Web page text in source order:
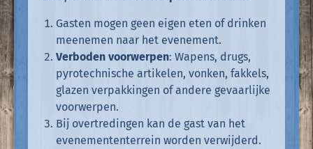
Gasten mogen geen eigen eten of drinken
meenemen naar het evenement.
Verboden voorwerpen: Wapens, drugs,
pyrotechnische artikelen, vonken, fakkels,
glazen verpakkingen of andere gevaarlijke
voorwerpen.
Bij overtredingen kan de gast van het
evenemententerrein worden verwijderd.